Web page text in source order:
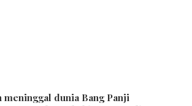
meninggal dunia Bang Panji